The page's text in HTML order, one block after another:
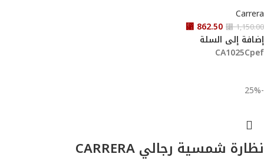
Carrera
⃁1,150.00
⃁ 862.50
إضافة إلى السلة
CA1025Cpef
-25%
نظارة شمسية رجالي CARRERA